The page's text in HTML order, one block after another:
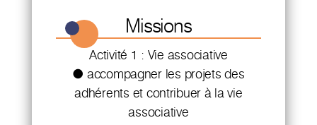
Missions
Activité 1 : Vie associative
● accompagner les projets des
adhérents et contribuer à la vie
associative